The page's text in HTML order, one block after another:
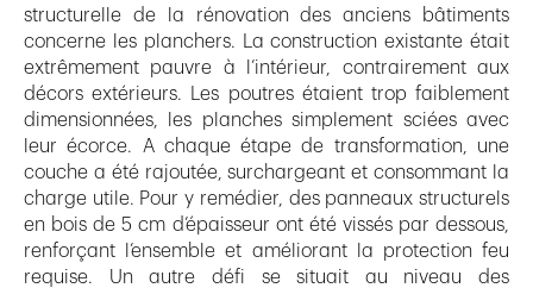
structurelle de la rénovation des anciens bâtiments
concerne les planchers. La construction existante était
extrêmement pauvre à l’intérieur, contrairement aux
décors extérieurs. Les poutres étaient trop faiblement
dimensionnées, les planches simplement sciées avec
leur écorce. A chaque étape de transformation, une
couche a été rajoutée, surchargeant et consommant la
charge utile. Pour y remédier, des panneaux structurels
en bois de 5 cm d’épaisseur ont été vissés par dessous,
renforçant l’ensemble et améliorant la protection feu
requise. Un autre défi se situait au niveau des